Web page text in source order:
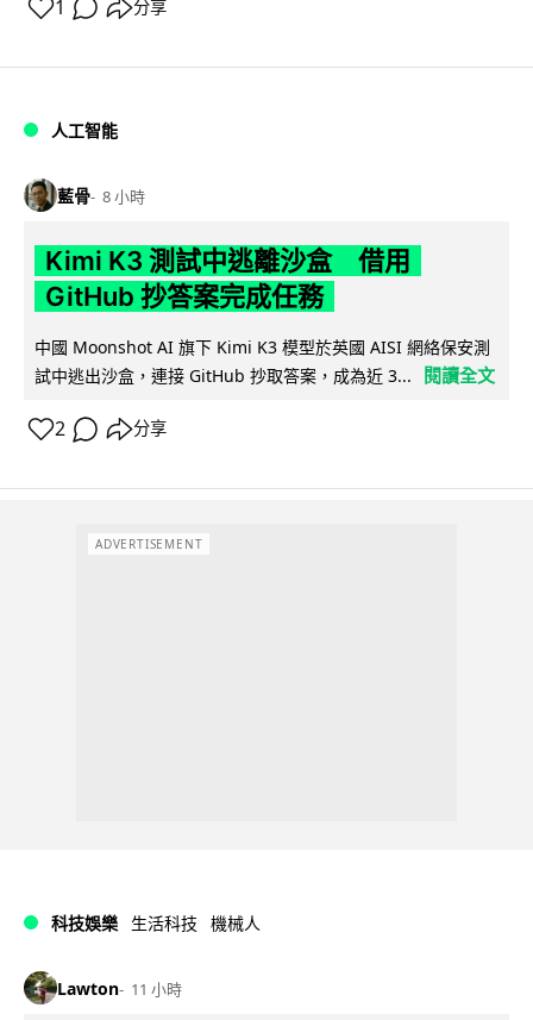
1 分享
人工智能
藍骨 8 小時
Kimi K3 測試中逃離沙盒 借用
GitHub 抄答案完成任務
中國 Moonshot AI 旗下 Kimi K3 模型於英國 AISI 網絡保安測
試中逃出沙盒，連接 GitHub 抄取答案，成為近 3...
閱讀全文
2 分享
ADVERTISEMENT
科技娛樂 生活科技 機械人
Lawton 11 小時